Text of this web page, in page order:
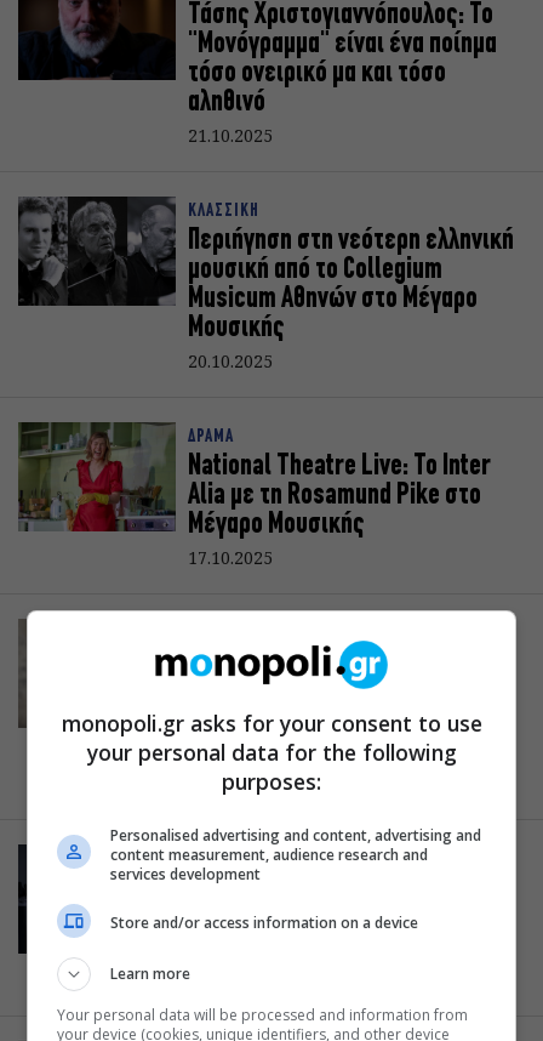
Τάσης Χριστογιαννόπουλος: Το
"Μονόγραμμα" είναι ένα ποίημα
τόσο ονειρικό μα και τόσο
αληθινό
21.10.2025
ΚΛΑΣΣΙΚΗ
Περιήγηση στη νεότερη ελληνική
μουσική από το Collegium
Musicum Αθηνών στο Μέγαρο
Μουσικής
20.10.2025
ΔΡΑΜΑ
National Theatre Live: Το Inter
Alia με τη Rosamund Pike στο
Μέγαρο Μουσικής
17.10.2025
Απόηχοι Πολέμου: Ο Τζον
Γουόρνερ με την Κρατική
Ορχήστρα Αθηνών στο Μέγαρο
Μουσικής
16.10.2025
ΚΛΑΣΣΙΚΗ ΜΟΥΣΙΚΗ
Asmik Grigorian: Η κορυφαία
σοπράνο για πρώτη φορά στο
14.10.2025
monopoli.gr asks for your consent to use
your personal data for the following
purposes:
Personalised advertising and content, advertising and
content measurement, audience research and
services development
Store and/or access information on a device
Learn more
Your personal data will be processed and information from
your device (cookies, unique identifiers, and other device